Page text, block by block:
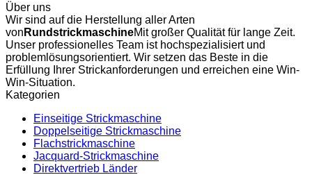
Über uns
Wir sind auf die Herstellung aller Arten
von RundstrickmaschineMit großer Qualität für lange Zeit.
Unser professionelles Team ist hochspezialisiert und
problemlösungsorientiert. Wir setzen das Beste in die
Erfüllung Ihrer Strickanforderungen und erreichen eine Win-
Win-Situation.
Kategorien
Einseitige Strickmaschine
Doppelseitige Strickmaschine
Flachstrickmaschine
Jacquard-Strickmaschine
Direktvertrieb Länder